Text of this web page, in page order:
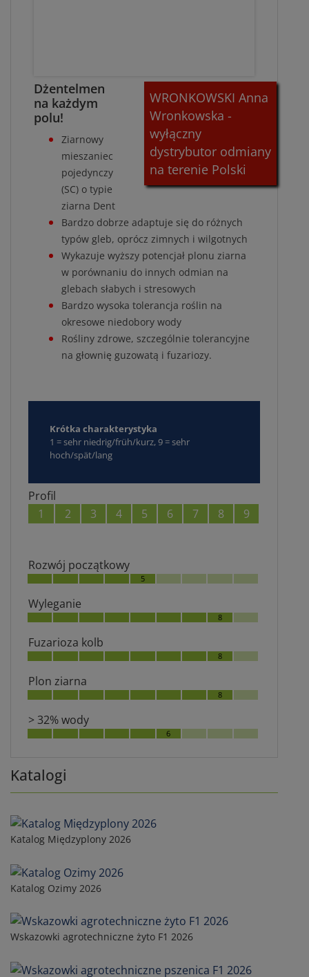
Katalogi
Katalog Międzyplony 2026
Katalog Ozimy 2026
Wskazowki agrotechniczne żyto F1 2026
WRONKOWSKI Anna
Wronkowska -
wyłączny
dystrybutor odmiany
na terenie Polski
Dżentelmen
na każdym
polu!
Ziarnowy
mieszaniec
pojedynczy
(SC) o typie
ziarna Dent
Bardzo dobrze adaptuje się do różnych
typów gleb, oprócz zimnych i wilgotnych
Wykazuje wyższy potencjał plonu ziarna
w porównaniu do innych odmian na
glebach słabych i stresowych
Bardzo wysoka tolerancja roślin na
okresowe niedobory wody
Rośliny zdrowe, szczególnie tolerancyjne
na głownię guzowatą i fuzariozy.
Krótka charakterystyka
1 = sehr niedrig/früh/kurz, 9 = sehr
hoch/spät/lang
Profil
1
2 3 4 5 6 7 8 9
Rozwój początkowy
5
Wyleganie
8
Fuzarioza kolb
8
Plon ziarna
8
> 32% wody
6